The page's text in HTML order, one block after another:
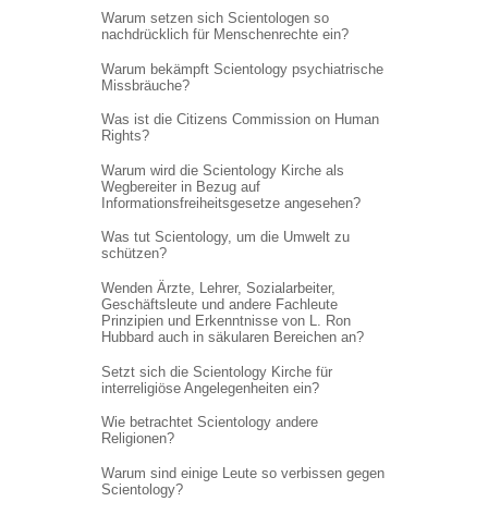
Warum setzen sich Scientologen so
nachdrücklich für Menschenrechte ein?
Warum bekämpft Scientology psychiatrische
Missbräuche?
Was ist die Citizens Commission on Human
Rights?
Warum wird die Scientology Kirche als
Wegbereiter in Bezug auf
Informationsfreiheitsgesetze angesehen?
Was tut Scientology, um die Umwelt zu
schützen?
Wenden Ärzte, Lehrer, Sozialarbeiter,
Geschäftsleute und andere Fachleute
Prinzipien und Erkenntnisse von L. Ron
Hubbard auch in säkularen Bereichen an?
Setzt sich die Scientology Kirche für
interreligiöse Angelegenheiten ein?
Wie betrachtet Scientology andere
Religionen?
Warum sind einige Leute so verbissen gegen
Scientology?